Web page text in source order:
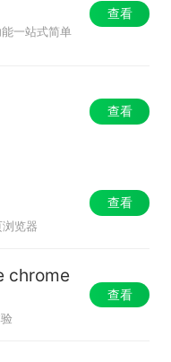
一站式简单
查看
查看
览器
查看
chrome
查看